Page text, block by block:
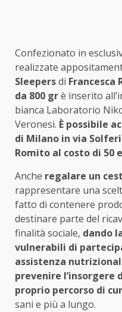
Confezionato in
realizzate
Sleepersdi Francesca
da 800 grè inserito
bianca Laboratorio
Veronesi. È possibile
di Milano in via
Romito al costo di 50
Anche regalare un
rappresentare una
fatto di contenere
destinare parte del
finalità sociale, dando
vulnerabili di
assistenza
prevenire
proprio percorso di
sani e più a lungo.